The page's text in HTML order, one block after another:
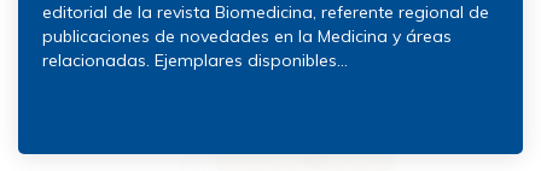
editorial de la revista Biomedicina, referente regional de
publicaciones de novedades en la Medicina y áreas
relacionadas. Ejemplares disponibles...